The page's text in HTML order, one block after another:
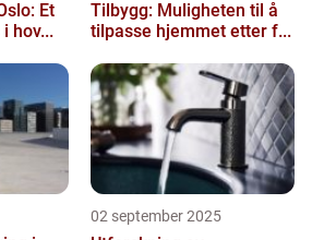
Et
hov...
Tilbygg: Muligheten til å
tilpasse hjemmet etter f...
02 september 2025